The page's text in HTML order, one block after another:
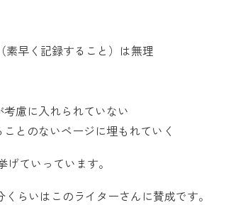
素早く記録すること）は無理
慮に入れられていない
とのないページに埋もれていく
ていっています。
らいはこのライターさんに賛成です。